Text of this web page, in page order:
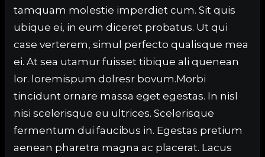
tamquam molestie imperdiet cum. Sit quis
ubique ei, in eum diceret probatus. Ut qui
case verterem, simul perfecto qualisque mea
ei. At sea utamur fuisset tibique ali quenean
lor. loremispum dolresr bovum.Morbi
tincidunt ornare massa eget egestas. In nisl
nisi scelerisque eu ultrices. Scelerisque
fermentum dui faucibus in. Egestas pretium
aenean pharetra magna ac placerat. Lacus